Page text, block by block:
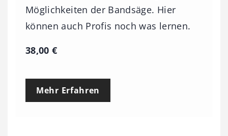
Möglichkeiten der Bandsäge. Hier
können auch Profis noch was lernen.
38,00€
Mehr Erfahren